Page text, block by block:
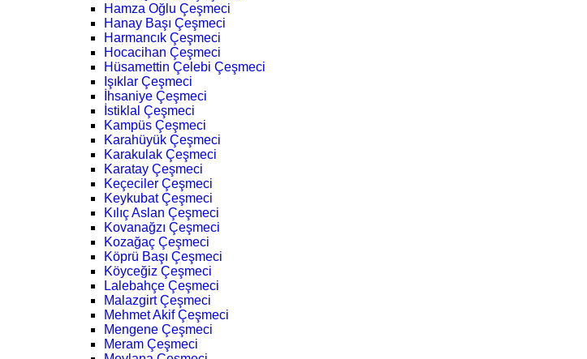
Hamza Oğlu Çeşmeci
Hanay Başı Çeşmeci
Harmancık Çeşmeci
Hocacihan Çeşmeci
Hüsamettin Çelebi Çeşmeci
Işıklar Çeşmeci
İhsaniye Çeşmeci
İstiklal Çeşmeci
Kampüs Çeşmeci
Karahüyük Çeşmeci
Karakulak Çeşmeci
Karatay Çeşmeci
Keçeciler Çeşmeci
Keykubat Çeşmeci
Kılıç Aslan Çeşmeci
Kovanağzı Çeşmeci
Kozağaç Çeşmeci
Köprü Başı Çeşmeci
Köyceğiz Çeşmeci
Lalebahçe Çeşmeci
Malazgirt Çeşmeci
Mehmet Akif Çeşmeci
Mengene Çeşmeci
Meram Çeşmeci